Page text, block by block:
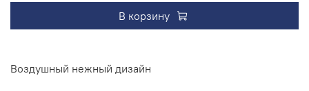
В корзину
Воздушный нежный дизайн